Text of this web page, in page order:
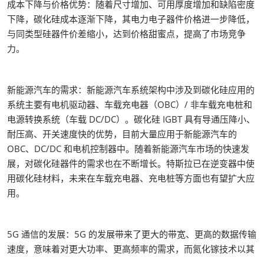
成本下降与价格优势：随着尺寸增加、可用厚度增加和缺陷密度
下降，碳化硅成本逐渐下降，其电力电子器件价格进一步降低，
与同类型硅器件价差缩小，达到价格甜蜜点，提高了市场竞争
力。
新能源汽车的需求：新能源汽车系统架构中涉及到碳化硅应用的
系统主要有电机驱动器、车载充电器（OBC）/ 非车载充电桩和
电源转换系统（车载 DC/DC）。碳化硅 IGBT 具有导通压降小、
耐压高、开关速度快的优势，目前大量应用于新能源汽车的
OBC、DC/DC 和电机控制器中。随着新能源汽车市场的快速发
展，对碳化硅器件的需求也在不断增长。特斯拉已在逆变器中使
用碳化硅材料，未来在车载充电器、充电桩等方面也有望扩大应
用。
5G 通信的发展：5G 的发展带来了更大的带宽、更高的数据传输
速度，意味着对更大功率、更高频率的需求，而氮化镓技术以其